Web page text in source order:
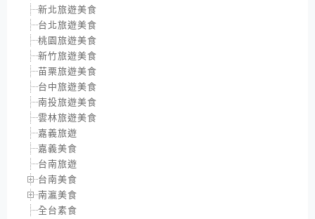
新北旅遊美食
台北旅遊美食
桃園旅遊美食
新竹旅遊美食
苗栗旅遊美食
台中旅遊美食
南投旅遊美食
雲林旅遊美食
嘉義旅遊
嘉義美食
台南旅遊
台南美食
南瀛美食
全台素食